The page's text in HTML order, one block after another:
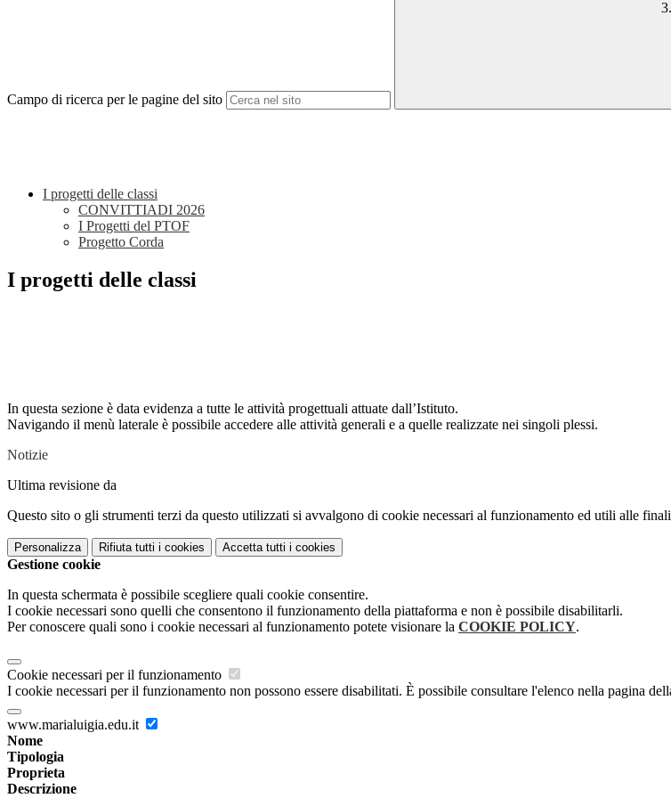
Campo di ricerca per le pagine del sito
I progetti delle classi
CONVITTIADI 2026
I Progetti del PTOF
Progetto Corda
I progetti delle classi
In questa sezione è data evidenza a tutte le attività progettuali attuate dall’Istituto.
Navigando il menù laterale è possibile accedere alle attività generali e a quelle realizzate nei singoli plessi.
Notizie
Ultima revisione da
Questo sito o gli strumenti terzi da questo utilizzati si avvalgono di cookie necessari al funzionamento ed utili alle
Personalizza Rifiuta tutti i cookies Accetta tutti i cookies
Gestione cookie
In questa schermata è possibile scegliere quali cookie consentire.
I cookie necessari sono quelli che consentono il funzionamento della piattaforma e non è possibile disabilitarli.
Per conoscere quali sono i cookie necessari al funzionamento potete visionare la COOKIE POLICY.
Cookie necessari per il funzionamento
I cookie necessari per il funzionamento non possono essere disabilitati. È possibile consultare l'elenco nella pagina
www.marialuigia.edu.it
Nome
Tipologia
Proprieta
Descrizione